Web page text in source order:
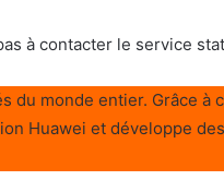
à contacter le service
monde entier. Grâce à
Huawei et développe